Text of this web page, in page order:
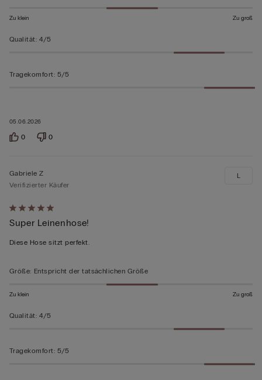
05.06.2026
Zu klein Zu groß
Qualität: 4/5
Tragekomfort: 5/5
0 0
Mit
5
von
bewertet
Gabriele Z
Verifizierter Käufer
Super Leinenhose!
Diese Hose sitzt perfekt.
L
Größe: Entspricht der tatsächlichen Größe
Zu klein Zu groß
Qualität: 4/5
Tragekomfort: 5/5